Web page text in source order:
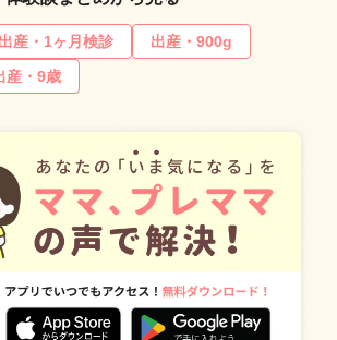
出産・1ヶ月検診
出産・900g
産・9歳